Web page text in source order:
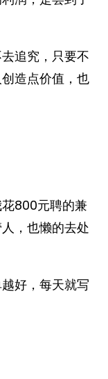
追究，只要不
造点价值，也
800元聘的兼
，也懒的去处
好，每天就写